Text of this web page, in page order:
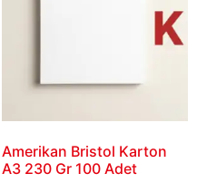
Amerikan Bristol Karton
A3 230 Gr 100 Adet